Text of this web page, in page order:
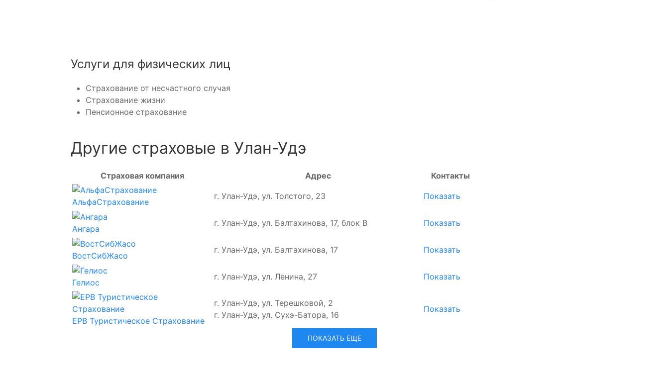
Услуги для физических лиц
Страхование от несчастного случая
Страхование жизни
Пенсионное страхование
Другие страховые в Улан-Удэ
Страховая компания Адрес Контакты
АльфаСтрахование
г. Улан-Удэ, ул. Толстого, 23 Показать
Ангара
г. Улан-Удэ, ул. Балтахинова, 17, блок В Показать
ВостСибЖасо
г. Улан-Удэ, ул. Балтахинова, 17 Показать
Гелиос
г. Улан-Удэ, ул. Ленина, 27 Показать
ЕРВ Туристическое Страхование
г. Улан-Удэ, ул. Терешковой, 2
г. Улан-Удэ, ул. Сухэ-Батора, 16
Показать